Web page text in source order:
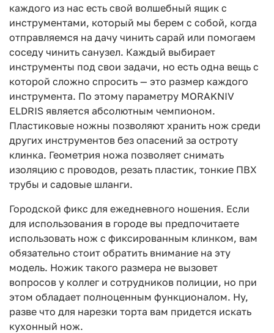
каждого из нас есть свой волшебный ящик с
инструментами, который мы берем с собой, когда
отправляемся на дачу чинить сарай или помогаем
соседу чинить санузел. Каждый выбирает
инструменты под свои задачи, но есть одна вещь с
которой сложно спросить — это размер каждого
инструмента. По этому параметру MORAKNIV
ELDRIS является абсолютным чемпионом.
Пластиковые ножны позволяют хранить нож среди
других инструментов без опасений за остроту
клинка. Геометрия ножа позволяет снимать
изоляцию с проводов, резать пластик, тонкие ПВХ
трубы и садовые шланги.
Городской фикс для ежедневного ношения. Если
для использования в городе вы предпочитаете
использовать нож с фиксированным клинком, вам
обязательно стоит обратить внимание на эту
модель. Ножик такого размера не вызовет
вопросов у коллег и сотрудников полиции, но при
этом обладает полноценным функционалом. Ну,
разве что для нарезки торта вам придется искать
кухонный нож.